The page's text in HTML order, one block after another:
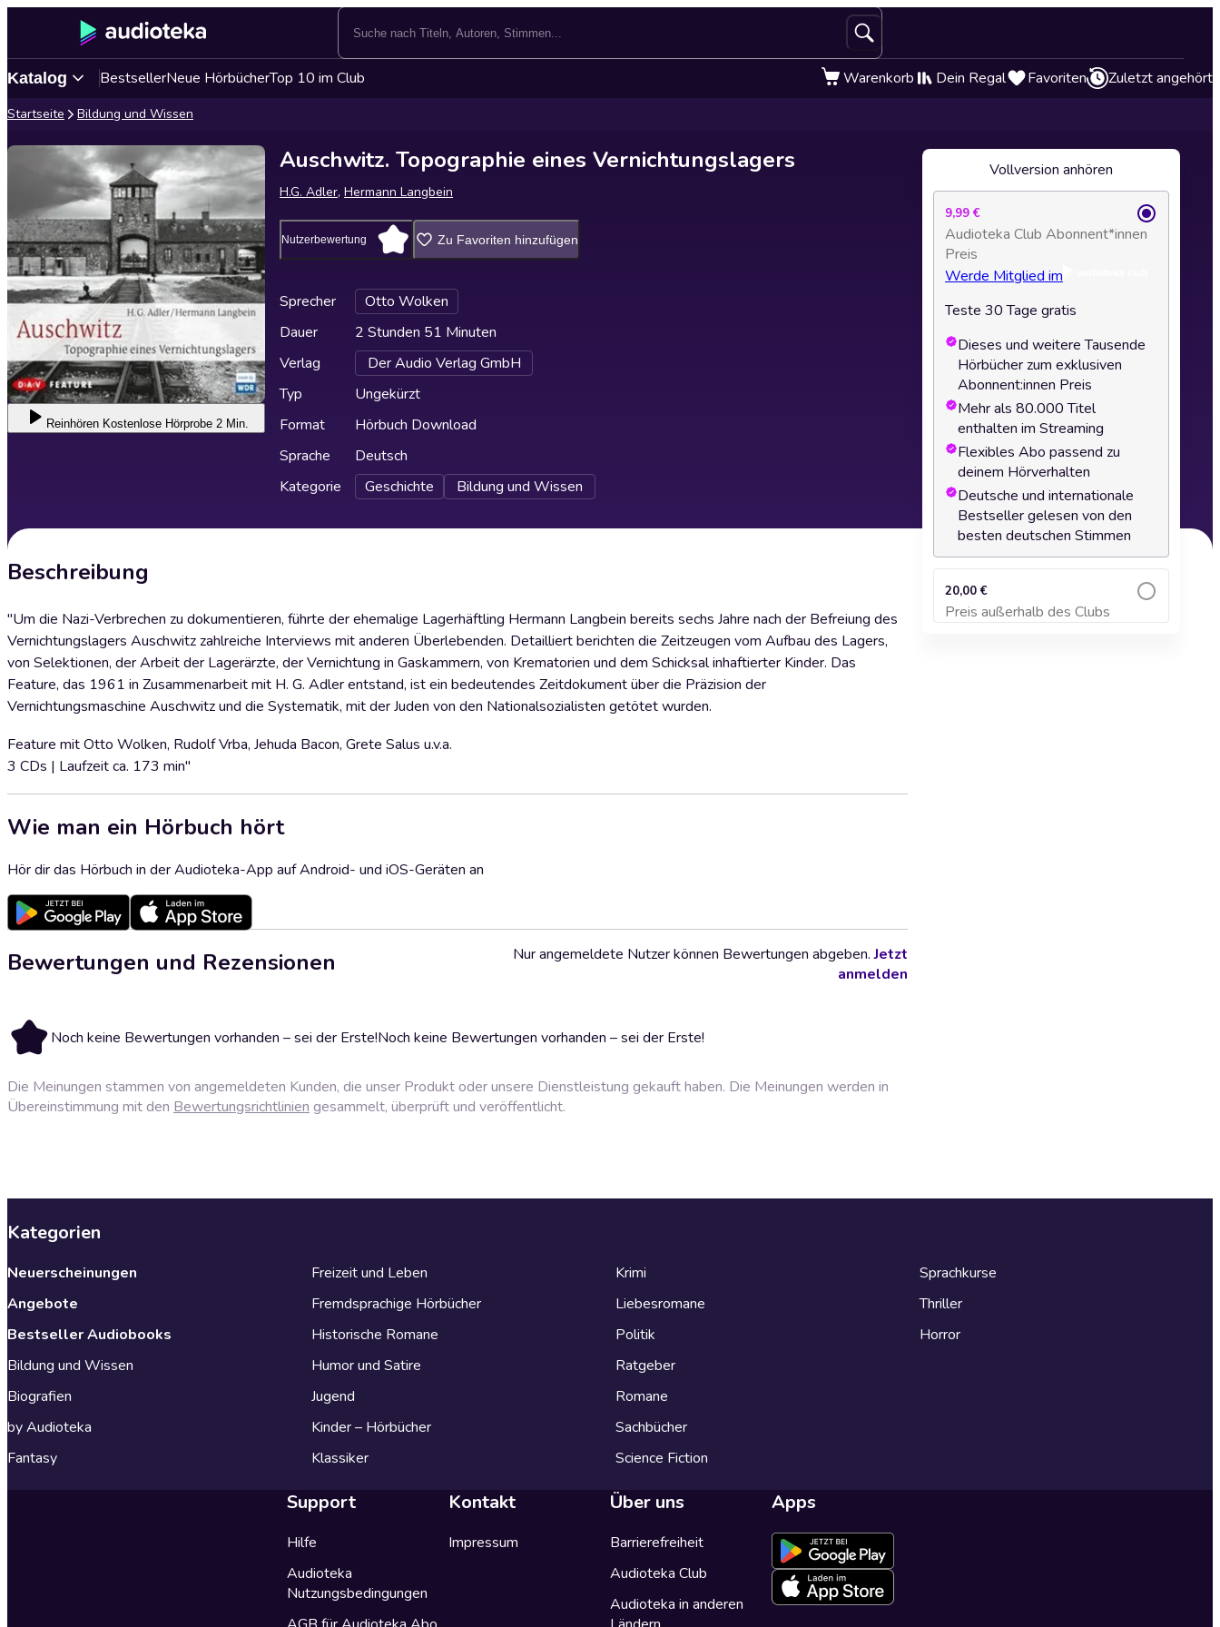
Katalog BestsellerNeue HörbücherTop 10 im Club Warenkorb Dein Regal Favoriten Zuletzt angehört
Startseite Bildung und Wissen
Reinhören Kostenlose Hörprobe 2 Min.
Auschwitz. Topographie eines Vernichtungslagers
H.G. Adler, Hermann Langbein
Nutzerbewertung Zu Favoriten hinzufügen
Sprecher
Otto Wolken
Dauer
2 Stunden 51 Minuten
Verlag
Der Audio Verlag GmbH
Typ
Ungekürzt
Format
Hörbuch Download
Sprache
Deutsch
Kategorie
Geschichte Bildung und Wissen
Beschreibung
"Um die Nazi-Verbrechen zu dokumentieren, führte der ehemalige Lagerhäftling Hermann Langbein bereits sechs Jahre nach der Befreiung des
Vernichtungslagers Auschwitz zahlreiche Interviews mit anderen Überlebenden. Detailliert berichten die Zeitzeugen vom Aufbau des Lagers,
von Selektionen, der Arbeit der Lagerärzte, der Vernichtung in Gaskammern, von Krematorien und dem Schicksal inhaftierter Kinder. Das
Feature, das 1961 in Zusammenarbeit mit H. G. Adler entstand, ist ein bedeutendes Zeitdokument über die Präzision der
Vernichtungsmaschine Auschwitz und die Systematik, mit der Juden von den Nationalsozialisten getötet wurden.
Feature mit Otto Wolken, Rudolf Vrba, Jehuda Bacon, Grete Salus u.v.a.
3 CDs | Laufzeit ca. 173 min"
Wie man ein Hörbuch hört
Hör dir das Hörbuch in der Audioteka-App auf Android- und iOS-Geräten an
Bewertungen und Rezensionen
Noch keine Bewertungen vorhanden – sei der Erste!Noch keine Bewertungen vorhanden – sei der Erste!
Nur angemeldete Nutzer können Bewertungen abgeben.Jetzt
anmelden
Die Meinungen stammen von angemeldeten Kunden, die unser Produkt oder unsere Dienstleistung gekauft haben. Die Meinungen werden in
Übereinstimmung mit den Bewertungsrichtlinien gesammelt, überprüft und veröffentlicht.
Vollversion anhören
9,99 €
Audioteka Club Abonnent*innen
Preis
Werde Mitglied im
Teste 30 Tage gratis
Dieses und weitere Tausende
Hörbücher zum exklusiven
Abonnent:innen Preis
Mehr als 80.000 Titel
enthalten im Streaming
Flexibles Abo passend zu
deinem Hörverhalten
Deutsche und internationale
Bestseller gelesen von den
besten deutschen Stimmen
20,00 €
Preis außerhalb des Clubs
Zum Warenkorb hinzufügen
Kategorien
Neuerscheinungen
Angebote
Bestseller Audiobooks
Bildung und Wissen
Biografien
by Audioteka
Fantasy
Freizeit und Leben
Fremdsprachige Hörbücher
Historische Romane
Humor und Satire
Jugend
Kinder – Hörbücher
Klassiker
Krimi
Liebesromane
Politik
Ratgeber
Romane
Sachbücher
Science Fiction
Sprachkurse
Thriller
Horror
Support
Hilfe
Audioteka
Nutzungsbedingungen
Kontakt
Impressum
Über uns
Barrierefreiheit
Audioteka Club
Audioteka in anderen
Apps